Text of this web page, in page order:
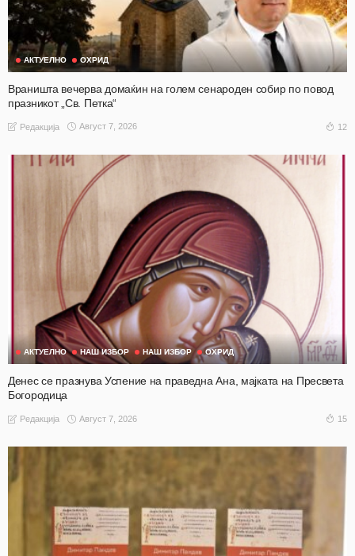
АКТУЕЛНО ОХРИД
Враништа вечерва домаќин на голем сенароден собир по повод
празникот „Св. Петка“
Редакција Август 7, 2026 12
АКТУЕЛНО НАШ ИЗБОР НАШ ИЗБОР ОХРИД
Денес се празнува Успение на праведна Ана, мајката на Пресвета
Богородица
Редакција Август 7, 2026 15